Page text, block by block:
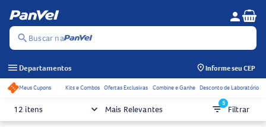
search Buscar na
Menu do
person
menu Departamentos Informe seu CEP
Acessos rápidos do cabeçalho
Meus Cupons Kits e Combos Ofertas Exclusivas Combine e Ganhe Desconto de Laboratório
12 itens keyboard_arrow_down Mais Relevantes filter_list5
Filtrar